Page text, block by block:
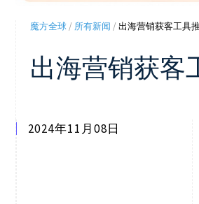
魔方全球 / 所有新闻 /出海营销获客工具
出海营销获客
2024年11月08日